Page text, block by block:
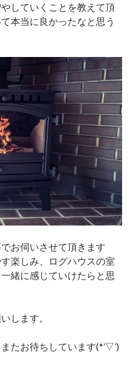
していくことを教えて頂
本当に良かったなと思う
お伺いさせて頂きます
楽しみ、ログハウスの室
緒に感じていけたらと思
します。
たお待ちしています(*’▽’)